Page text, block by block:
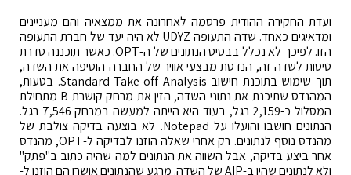
ועדת החקירה ההודית פרסמה לאחרונה את ממצאיה והם מעניינים
ומדאיגים כאחד. שדה התעופה UDYZ לא היה יעד של חברת התעופה
הזו. לפיכך לא נכלל בבסיס הנתונים של ה-OPT. כאשר תוכננה סדרת
טיסות לשדה זה, הנדסת מבצעי אוויר של החברה הוסיפה את השדה,
תוך שימוש בתוכנת חישוב Standard Take-off Analysis. בטעות,
המהנדס שתיכנת את נתוני השדה, הזין את מרחק קושרת B מתחילת
המסלול כ-2,159 רגל, בעוד היא הייתה למעשה במרחק 7,546 רגל.
הנתונים חושבו והועלו על Notepad. לא בוצעה בדיקה צולבת של
מהנדס נוסף לנתונים. רק אחרי שאלה הוזנו לבדיקה ל-OPT, מהנדס
אחר ביצע בדיקה, אבל השווה את הנתונים למה שהיה כתוב ב"פתק"
ולא לנתונים שהיו ב-AIP של השדה. מרגע שהנתונים אושרו הם הוזנו ל-